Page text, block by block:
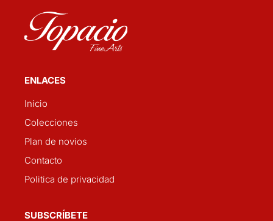
ENLACES
Inicio
Colecciones
Plan de novios
Contacto
Politica de privacidad
SUBSCRÍBETE